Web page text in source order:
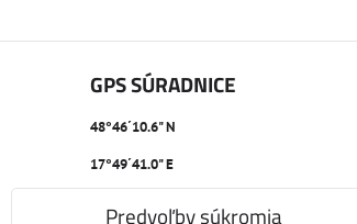
GPS SÚRADNICE
48°46´10.6" N
17°49´41.0" E
Predvoľby súkromia